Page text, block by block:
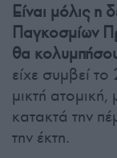
Είναι μόλις η
Παγκοσμίων
θα
είχε συμβεί
μικτή ατομική,
κατακτά την
την έκτη.